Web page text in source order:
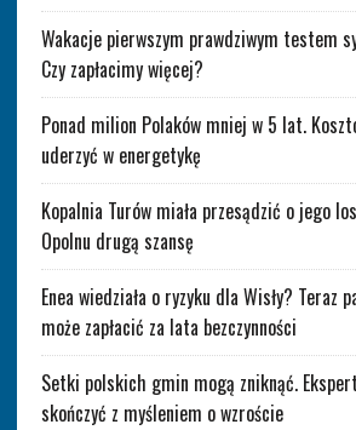
Wakacje pierwszym prawdziwym testem
Czy zapłacimy więcej?
Ponad milion Polaków mniej w 5 lat.
uderzyć w energetykę
Kopalnia Turów miała przesądzić o jego
Opolnu drugą szansę
Enea wiedziała o ryzyku dla Wisły? Teraz
może zapłacić za lata bezczynności
Setki polskich gmin mogą zniknąć. Ekspert
skończyć z myśleniem o wzroście